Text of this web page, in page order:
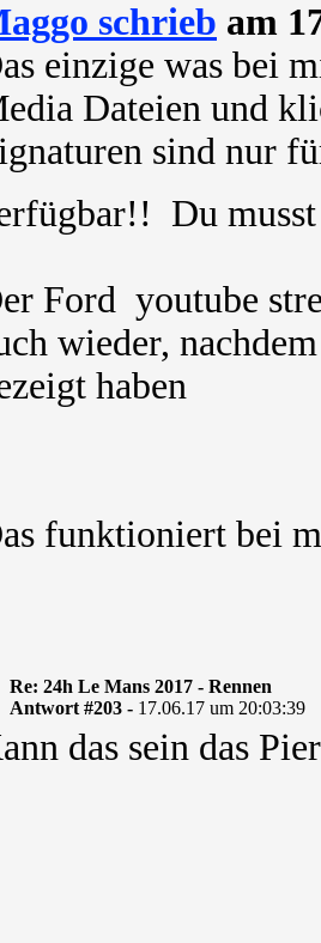
schrieb am
einzige was bei
Dateien und
sind nur
Du
Ford youtube
wieder,
haben
funktioniert bei
Re: 24h Le Mans 2017 - Rennen
Antwort #203 - 17.06.17 um 20:03:39
das sein das